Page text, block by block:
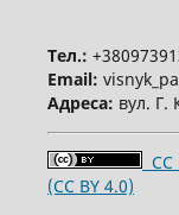
Тел.:
Email:
Адреса: вул. Г.
(CC BY 4.0)